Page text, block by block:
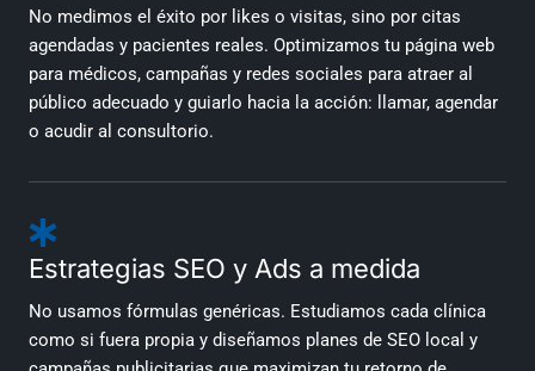
No medimos el éxito por likes o visitas, sino por citas
agendadas y pacientes reales. Optimizamos tu página web
para médicos, campañas y redes sociales para atraer al
público adecuado y guiarlo hacia la acción: llamar, agendar
o acudir al consultorio.
Estrategias SEO y Ads a medida
No usamos fórmulas genéricas. Estudiamos cada clínica
como si fuera propia y diseñamos planes de SEO local y